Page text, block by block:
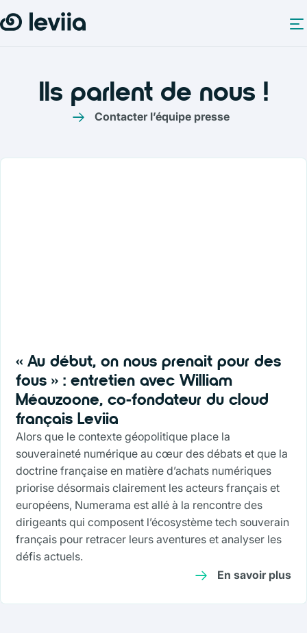
Ils parlent de nous !
Contacter l’équipe presse
« Au début, on nous prenait pour des
fous » : entretien avec William
Méauzoone, co-fondateur du cloud
français Leviia
Alors que le contexte géopolitique place la
souveraineté numérique au cœur des débats et que la
doctrine française en matière d’achats numériques
priorise désormais clairement les acteurs français et
européens, Numerama est allé à la rencontre des
dirigeants qui composent l’écosystème tech souverain
français pour retracer leurs aventures et analyser les
défis actuels.
En savoir plus